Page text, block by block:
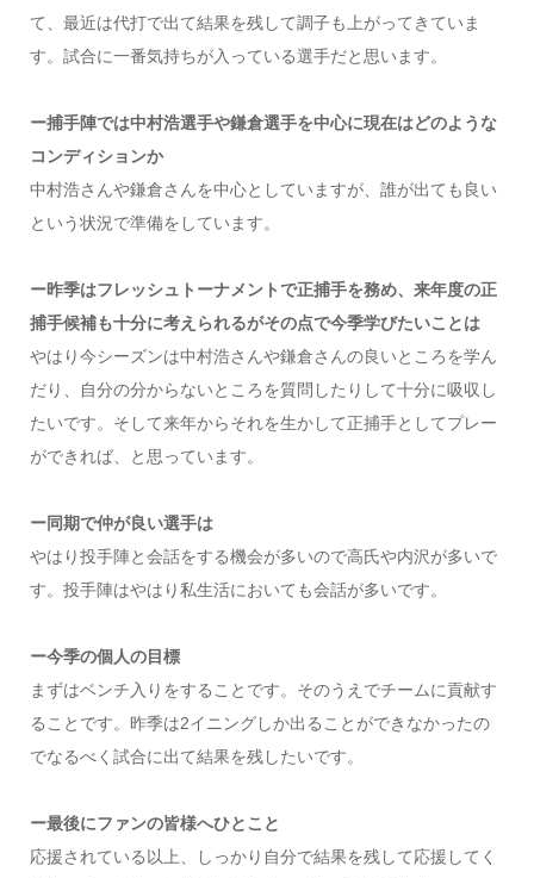
て、最近は代打で出て結果を残して調子も上がってきていま
す。試合に一番気持ちが入っている選手だと思います。
ー捕手陣では中村浩選手や鎌倉選手を中心に現在はどのような
コンディションか
中村浩さんや鎌倉さんを中心としていますが、誰が出ても良い
という状況で準備をしています。
ー昨季はフレッシュトーナメントで正捕手を務め、来年度の正
捕手候補も十分に考えられるがその点で今季学びたいことは
やはり今シーズンは中村浩さんや鎌倉さんの良いところを学ん
だり、自分の分からないところを質問したりして十分に吸収し
たいです。そして来年からそれを生かして正捕手としてプレー
ができれば、と思っています。
ー同期で仲が良い選手は
やはり投手陣と会話をする機会が多いので高氏や内沢が多いで
す。投手陣はやはり私生活においても会話が多いです。
ー今季の個人の目標
まずはベンチ入りをすることです。そのうえでチームに貢献す
ることです。昨季は2イニングしか出ることができなかったの
でなるべく試合に出て結果を残したいです。
ー最後にファンの皆様へひとこと
応援されている以上、しっかり自分で結果を残して応援してく